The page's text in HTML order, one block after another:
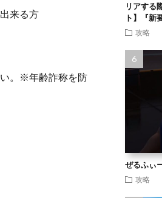
来る方
い。※年齢詐称を防
リアする
ト】『新
攻略
ぜるふぃ
攻略